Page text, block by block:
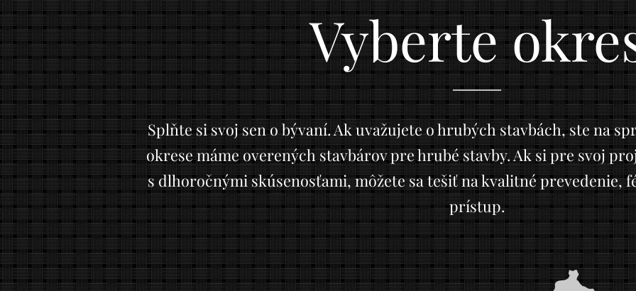
Vyberte
Splňte si svoj sen o bývaní. Ak uvažujete o hrubých stavbách, ste na
okrese máme overených stavbárov pre hrubé stavby. Ak si pre svoj
s dlhoročnými skúsenosťami, môžete sa tešiť na kvalitné prevedenie,
prístup.